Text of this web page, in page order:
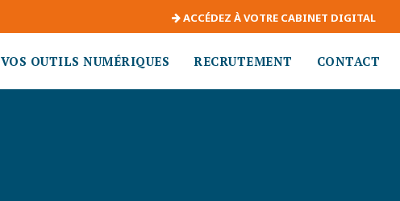
ACCÉDEZ À VOTRE CABINET DIGITAL
VOS OUTILS NUMÉRIQUES RECRUTEMENT CONTACT